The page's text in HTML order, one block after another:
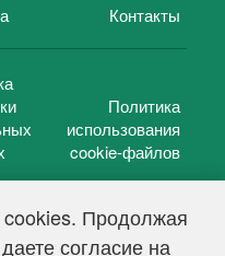
cookies. Продолжая
согласие на
Контакты
Политика
использования
cookie-файлов